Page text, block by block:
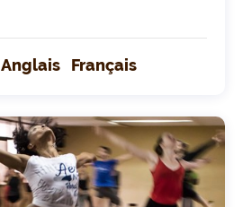
Anglais Français